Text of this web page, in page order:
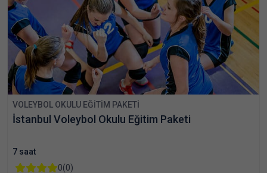
VOLEYBOL OKULU EĞITIM PAKETI
İstanbul Voleybol Okulu Eğitim Paketi
7 saat
0(0)